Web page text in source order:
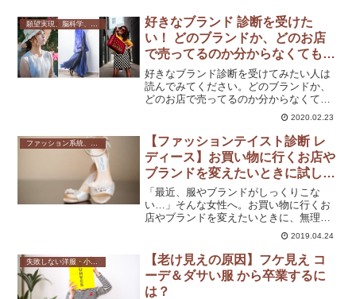
願望実現、脳科学、心理学
好きなブランド 診断を受けた
い！ どのブランドか、どのお店
で売ってるのか分からなくても、
欲しい服を買いたい方は読んでく
ださい♡
好きなブランド診断を受けてみたい人は
読んでみてください。どのブランドか、
どのお店で売ってるのか分からなくて
も、欲しい服、好きな服、着たい服を早
2020.02.23
【ファッションテイスト診断 レ
ディース】お買い物に行くお店や
ブランドを変えたいときに試して
みよう！
「最近、服やブランドがしっくりこな
い…」そんな女性へ。お買い物に行くお
店やブランドを変えたいときに、無理な
く自分らしいファッションテイストを見
つける考え方をご紹介します。
2019.04.24
【老け見えの原因】フケ見え コ
ーデ＆ダサい服 から卒業するに
は？